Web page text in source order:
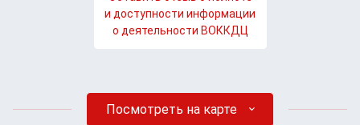
и доступности информации
о деятельности ВОККДЦ
Посмотреть на карте